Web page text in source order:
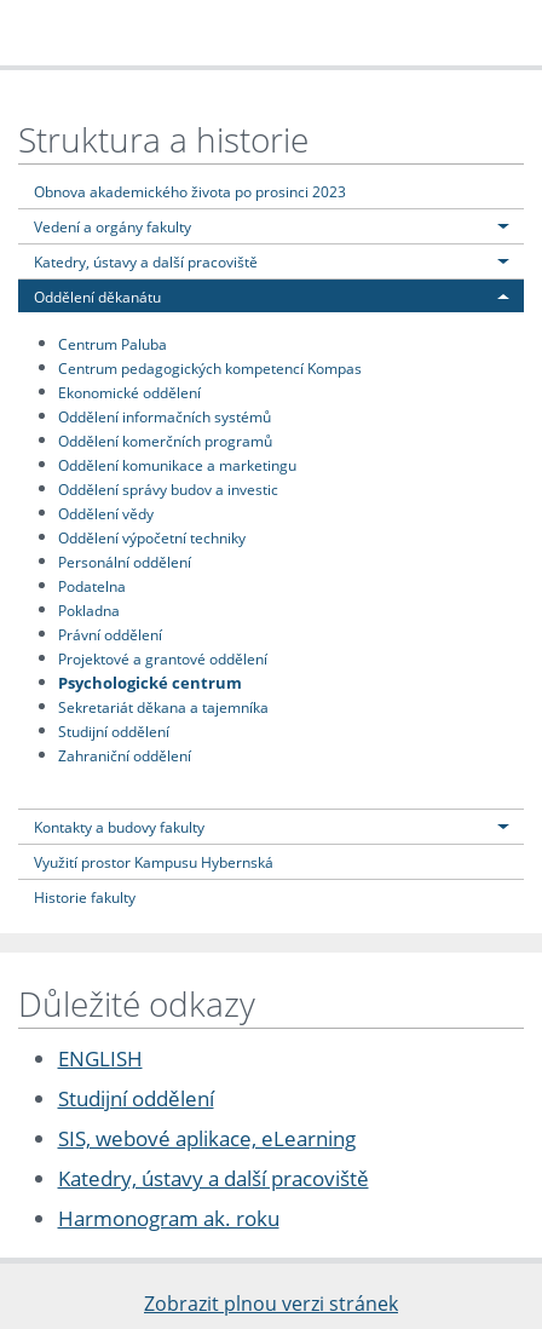
Struktura a historie
Obnova akademického života po prosinci 2023
Vedení a orgány fakulty
Katedry, ústavy a další pracoviště
Oddělení děkanátu
Centrum Paluba
Centrum pedagogických kompetencí Kompas
Ekonomické oddělení
Oddělení informačních systémů
Oddělení komerčních programů
Oddělení komunikace a marketingu
Oddělení správy budov a investic
Oddělení vědy
Oddělení výpočetní techniky
Personální oddělení
Podatelna
Pokladna
Právní oddělení
Projektové a grantové oddělení
Psychologické centrum
Sekretariát děkana a tajemníka
Studijní oddělení
Zahraniční oddělení
Kontakty a budovy fakulty
Využití prostor Kampusu Hybernská
Historie fakulty
Důležité odkazy
ENGLISH
Studijní oddělení
SIS, webové aplikace, eLearning
Katedry, ústavy a další pracoviště
Harmonogram ak. roku
Zobrazit plnou verzi stránek